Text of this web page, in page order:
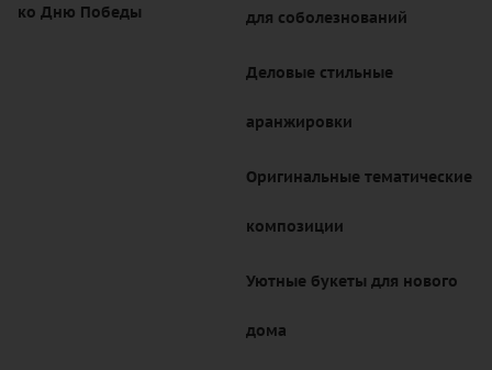
ко Дню Победы для соболезнований
Деловые стильные
аранжировки
Оригинальные тематические
композиции
Уютные букеты для нового
дома